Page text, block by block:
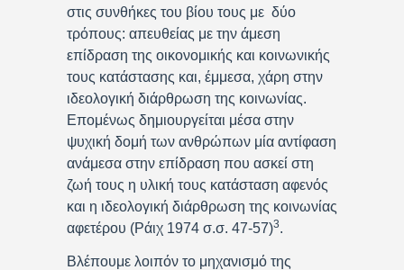
στις συνθήκες του βίου τους με δύο
τρόπους: απευθείας με την άμεση
επίδραση της οικονομικής και κοινωνικής
τους κατάστασης και, έμμεσα, χάρη στην
ιδεολογική διάρθρωση της κοινωνίας.
Επομένως δημιουργείται μέσα στην
ψυχική δομή των ανθρώπων μία αντίφαση
ανάμεσα στην επίδραση που ασκεί στη
ζωή τους η υλική τους κατάσταση αφενός
και η ιδεολογική διάρθρωση της κοινωνίας
αφετέρου (Ράιχ 1974 σ.σ. 47-57)3.
Βλέπουμε λοιπόν το μηχανισμό της